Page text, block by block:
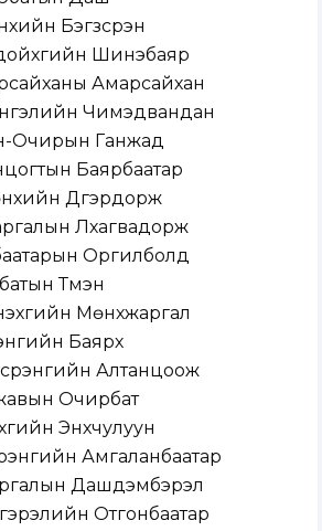
Бэгзсүрэн
Шинэбаяр
Амарсайхан
Чимэдвандан
Очирын Ганжад
Баярбаатар
Дүгэрдорж
Лхагвадорж
Оргилболд
Түмэн
Мөнхжаргал
Баярхүү
Алтанцоож
Очирбат
Энхчулуун
Амгаланбаатар
Дашдэмбэрэл
Отгонбаатар